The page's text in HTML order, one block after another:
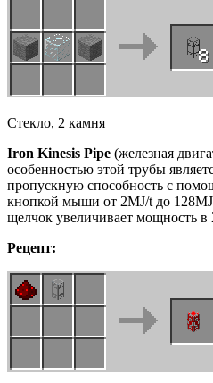
Стекло, 2 камня
Iron Kinesis Pipe (железная
особенностью этой трубы
пропускную способность с
кнопкой мыши от 2MJ/t до
щелчок увеличивает мощность в
Рецепт: